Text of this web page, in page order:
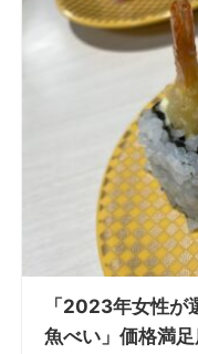
「2023年女性が
魚べい」価格満